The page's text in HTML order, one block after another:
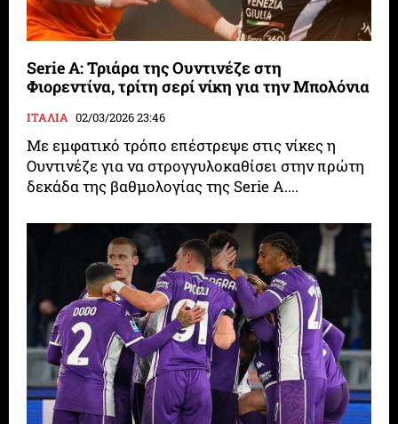
Serie A: Τριάρα της Ουντινέζε στη
Φιορεντίνα, τρίτη σερί νίκη για την Μπολόνια
ΙΤΑΛΙΑ 02/03/2026 23:46
Με εμφατικό τρόπο επέστρεψε στις νίκες η
Ουντινέζε για να στρογγυλοκαθίσει στην πρώτη
δεκάδα της βαθμολογίας της Serie A....